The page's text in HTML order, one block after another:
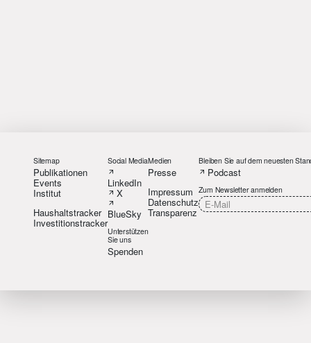
Sitemap
Publikationen
Events
Institut
Haushaltstracker
Investitionstracker
Social Media
LinkedIn
X
BlueSky
Unterstützen
Sie uns
Spenden
Medien
Presse
Impressum
Datenschutz
Transparenz
Bleiben Sie auf dem neuesten
Podcast
Zum Newsletter anmelden